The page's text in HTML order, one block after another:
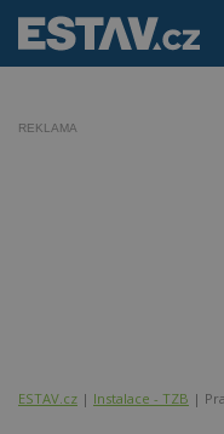
REKLAMA
ESTAV.cz Instalace - TZB